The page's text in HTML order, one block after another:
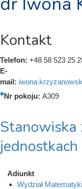
Kontakt
Telefon: +48 58 523 25
E-
mail:
Nr pokoju: A309
jednostkach
Adiunkt
Wydział